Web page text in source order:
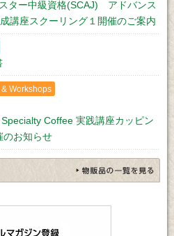
ター中級資格(SCAJ) アドバンス
講座スクーリング１開催のご案内
Workshops
Coffee 実践講座カッピン
のお知らせ